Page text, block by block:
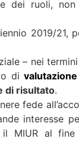
dei ruoli, non
2019/21,
– nei
di
di risultato.
fede
interesse
il MIUR al fine